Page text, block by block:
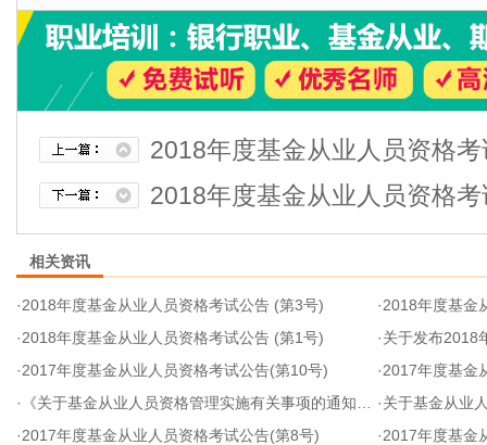
2018年度基金从业人员资格
2018年度基金从业人员资格
相关资讯
·2018年度基金从业人员资格考试公告 (第3号) ·2018年度基金
·2018年度基金从业人员资格考试公告 (第1号) ·关于发布2018
·2017年度基金从业人员资格考试公告(第10号) ·2017年度基金
·
《关于基金从业人员资格管理实施有关事项的通知》政策解读 ·关于基金从业
·2017年度基金从业人员资格考试公告(第8号) ·2017年度基金